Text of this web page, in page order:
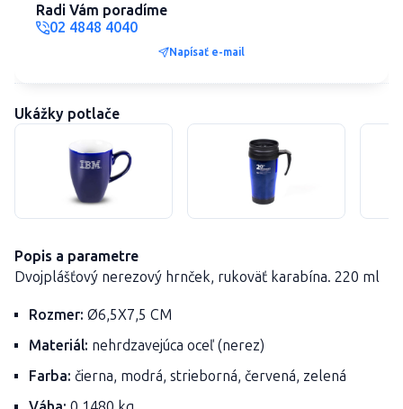
Radi Vám poradíme
02 4848 4040
Napísať e-mail
Ukážky potlače
Popis a parametre
Dvojplášťový nerezový hrnček, rukoväť karabína. 220 ml
Rozmer: Ø6,5X7,5 CM
Materiál: nehrdzavejúca oceľ (nerez)
Farba: čierna, modrá, strieborná, červená, zelená